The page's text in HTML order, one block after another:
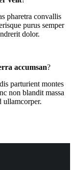
pharetra convallis
purus semper
dolor.
accumsan?
parturient montes
non blandit massa
ullamcorper.